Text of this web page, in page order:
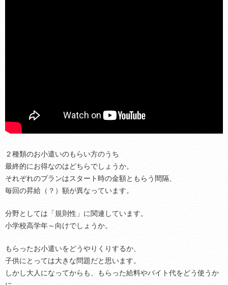
２種類のお小遣いのもらい方のうち
最終的にお得なのはどちらでしょうか。
それぞれのプランはスタート時の金額ともらう間隔、
毎回の昇給（？）額が異なっています。
分野としては「規則性」に関連しています。
小学校高学年～向けでしょうか。
もらったお小遣いをどうやりくりするか、
子供にとっては大きな問題だと思います。
しかし大人になってからも、もらった給料やバイト代をどう使うか